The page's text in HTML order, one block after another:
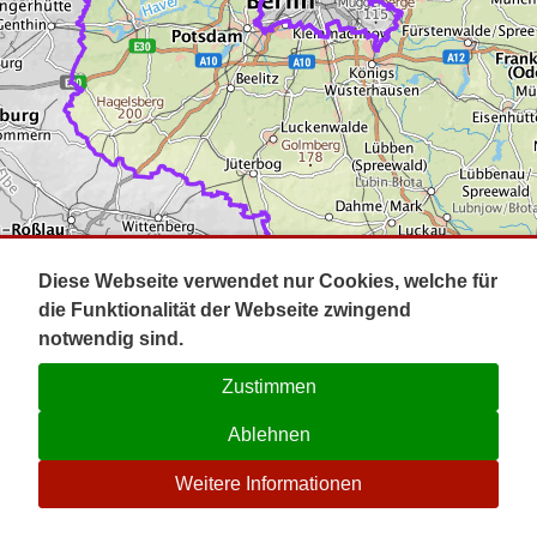
Impressum
Kontakt
☉
Diese Webseite verwendet nur Cookies, welche für
die Funktionalität der Webseite zwingend
notwendig sind.
Zustimmen
Ablehnen
Weitere Informationen